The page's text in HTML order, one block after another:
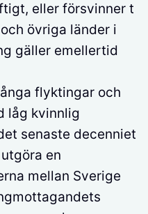
eller försvinner t
övriga länder i
gäller emellertid
flyktingar och
låg kvinnlig
senaste decenniet
en
mellan Sverige